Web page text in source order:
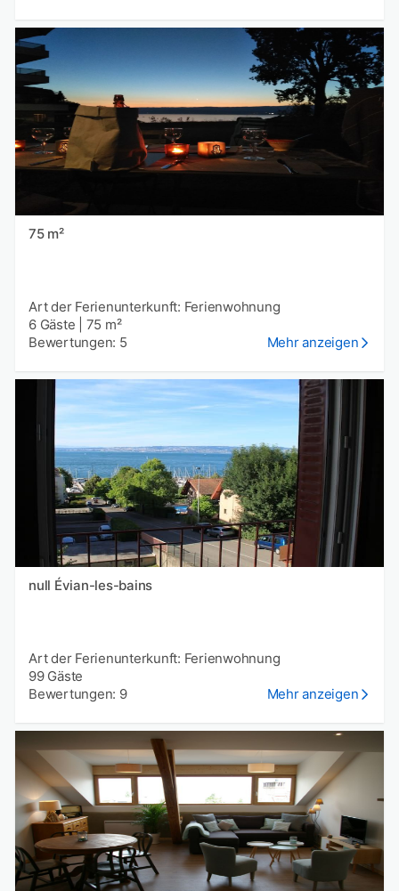
75 m²
Art der Ferienunterkunft: Ferienwohnung
6 Gäste
75 m²
Bewertungen: 5
Mehr anzeigen
null Évian-les-bains
Art der Ferienunterkunft: Ferienwohnung
99 Gäste
Bewertungen: 9
Mehr anzeigen